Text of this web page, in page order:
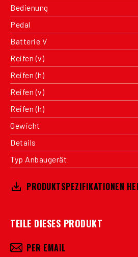
Bedienung
Pedal
Batterie V
Reifen (v)
Reifen (h)
Reifen (v)
Reifen (h)
Gewicht
Details
Typ Anbaugerät
PRODUKTSPEZIFIKATIONEN
TEILE DIESES PRODUKT
PER EMAIL